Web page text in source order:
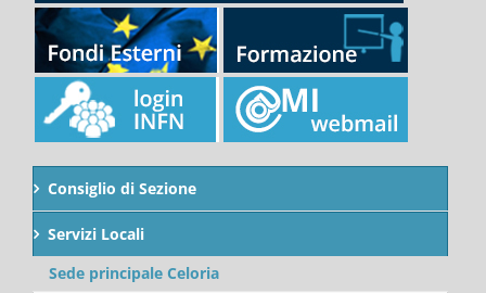
Consiglio di Sezione
Servizi Locali
Sede principale Celoria